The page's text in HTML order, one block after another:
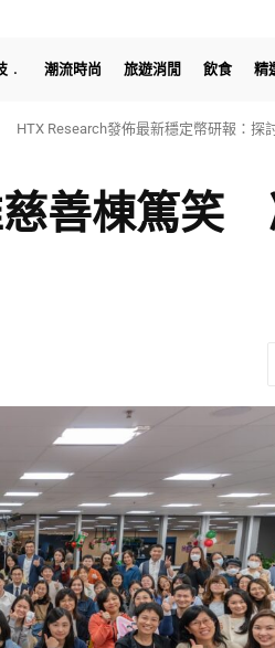
潮流時尚 旅遊消閒 飲食 精
HTX Research發佈最新穩定幣研報：
善棟篤笑